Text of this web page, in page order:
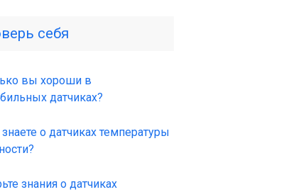
себя
вы хороши в
датчиках?
о датчиках температуры
знания о датчиках